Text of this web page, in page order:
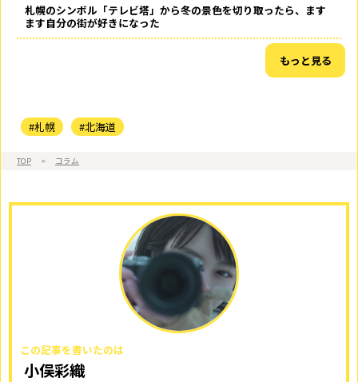
札幌のシンボル「テレビ塔」から冬の景色を切り取ったら、ます
ます自分の街が好きになった
もっと見る
#札幌 #北海道
TOP > コラム
この記事を書いたのは
小俣彩織